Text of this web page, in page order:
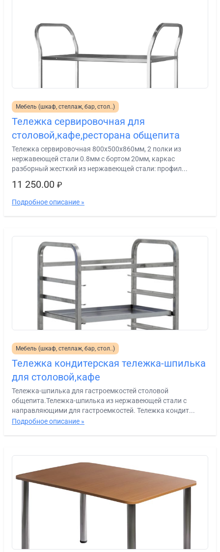
Мебель (шкаф, стеллаж, бар, стол..)
Тележка сервировочная для
столовой,кафе,ресторана общепита
Тележка сервировочная 800х500х860мм, 2 полки из
нержавеющей стали 0.8мм с бортом 20мм, каркас
разборный жесткий из нержавеющей стали: профил...
11 250.00 ₽
Подробное описание »
Мебель (шкаф, стеллаж, бар, стол..)
Тележка кондитерская тележка-шпилька
для столовой,кафе
Тележка-шпилька для гастроемкостей столовой
общепита.Тележка-шпилька из нержавеющей стали с
направляющими для гастроемкостей. Тележка кондит...
Подробное описание »